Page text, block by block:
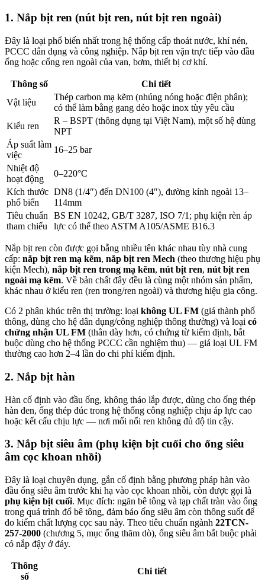
1. Nắp bịt ren (nút bịt ren, nút bịt ren ngoài)
Đây là loại phổ biến nhất trong hệ thống cấp thoát nước, khí nén,
PCCC dân dụng và công nghiệp. Nắp bịt ren vặn trực tiếp vào đầu
ống hoặc cổng ren ngoài của van, bơm, thiết bị cơ khí.
Thông số
Chi tiết
Vật liệu
Thép carbon mạ kẽm (nhúng nóng hoặc điện phân);
có thể làm bằng gang dẻo hoặc inox tùy yêu cầu
Kiểu ren
R – BSPT (thông dụng tại Việt Nam), một số hệ dùng
NPT
Áp suất làm
việc
16–25 bar
Nhiệt độ
hoạt động
0–220°C
Kích thước
phổ biến
DN8 (1/4″) đến DN100 (4″), đường kính ngoài 13–
114mm
Tiêu chuẩn
tham chiếu
BS EN 10242, GB/T 3287, ISO 7/1; phụ kiện rèn áp
lực có thể theo ASTM A105/ASME B16.3
Nắp bịt ren còn được gọi bằng nhiều tên khác nhau tùy nhà cung
cấp: nắp bịt ren mạ kẽm, nắp bịt ren Mech (theo thương hiệu phụ
kiện Mech), nắp bịt ren trong mạ kẽm, nút bịt ren, nút bịt ren
ngoài mạ kẽm. Về bản chất đây đều là cùng một nhóm sản phẩm,
khác nhau ở kiểu ren (ren trong/ren ngoài) và thương hiệu gia công.
Có 2 phân khúc trên thị trường: loại không UL FM (giá thành phổ
thông, dùng cho hệ dân dụng/công nghiệp thông thường) và loại có
chứng nhận UL FM (thân dày hơn, có chứng từ kiểm định, bắt
buộc dùng cho hệ thống PCCC cần nghiệm thu) — giá loại UL FM
thường cao hơn 2–4 lần do chi phí kiểm định.
2. Nắp bịt hàn
Hàn cố định vào đầu ống, không tháo lắp được, dùng cho ống thép
hàn đen, ống thép đúc trong hệ thống công nghiệp chịu áp lực cao
hoặc kết cấu chịu lực — nơi mối nối ren không đủ độ tin cậy.
3. Nắp bịt siêu âm (phụ kiện bịt cuối cho ống siêu
âm cọc khoan nhồi)
Đây là loại chuyên dụng, gắn cố định bằng phương pháp hàn vào
đầu ống siêu âm trước khi hạ vào cọc khoan nhồi, còn được gọi là
phụ kiện bịt cuối. Mục đích: ngăn bê tông và tạp chất tràn vào ống
trong quá trình đổ bê tông, đảm bảo ống siêu âm còn thông suốt để
đo kiểm chất lượng cọc sau này. Theo tiêu chuẩn ngành 22TCN-
257-2000 (chương 5, mục ống thăm dò), ống siêu âm bắt buộc phải
có nắp đậy ở đáy.
Thông
số
Chi tiết